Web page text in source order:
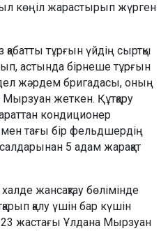
көңіл жарастырып жүрген
тұрғын үйдің сыртқы
астында бірнеше тұрғын
жәрдем бригадасы, оның
жеткен. Құтқару
кондиционер
мен тағы бір фельдшердің
5 адам жарақат
жансақтау бөлімінде
қалу үшін бар күшін
23 жастағы Ұлдана Мырзуан